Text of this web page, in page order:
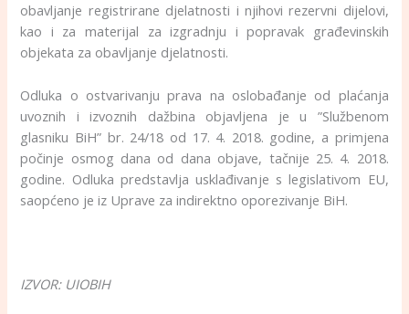
obavljanje registrirane djelatnosti i njihovi rezervni dijelovi,
kao i za materijal za izgradnju i popravak građevinskih
objekata za obavljanje djelatnosti.
Odluka o ostvarivanju prava na oslobađanje od plaćanja
uvoznih i izvoznih dažbina objavljena je u ”Službenom
glasniku BiH” br. 24/18 od 17. 4. 2018. godine, a primjena
počinje osmog dana od dana objave, tačnije 25. 4. 2018.
godine. Odluka predstavlja usklađivanje s legislativom EU,
saopćeno je iz Uprave za indirektno oporezivanje BiH.
IZVOR: UIOBIH